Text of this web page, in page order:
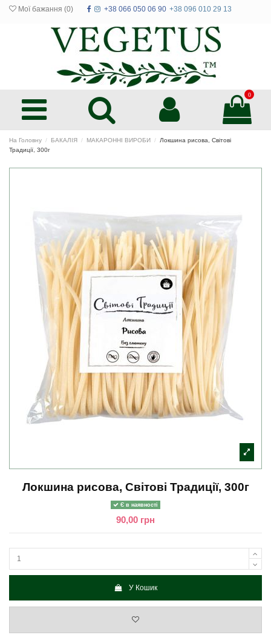
Мої бажання (0) +38 066 050 06 90 +38 096 010 29 13
0
На Головну БАКАЛІЯ МАКАРОННІ ВИРОБИ
Локшина рисова, Світові
Традиції, 300г
Локшина рисова, Світові Традиції, 300г
Є в наявності
90,00 грн
У Кошик